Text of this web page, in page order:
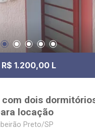
R$ 1.200,00 L
dois
locação
Preto/SP